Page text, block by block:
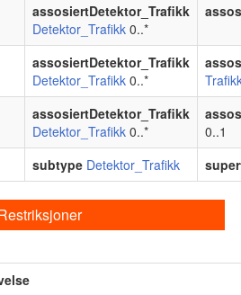
assosiertDetektor_Trafikk
Detektor_Trafikk 0..*
assosiertDetektor_Trafikk
Detektor_Trafikk 0..*
assosiertDetektor_Trafikk
Detektor_Trafikk 0..*
0..1
subtype Detektor_Trafikk